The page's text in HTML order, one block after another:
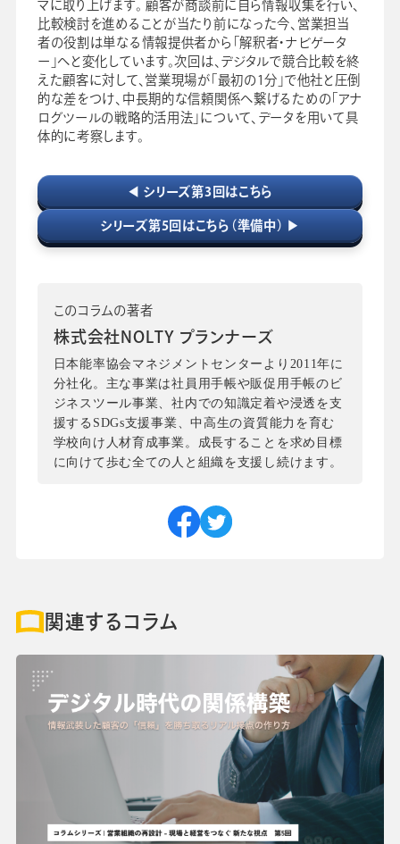
マに取り上げます。 顧客が商談前に自ら情報収集を行い、
比較検討を進めることが当たり前になった今、営業担当
者の役割は単なる情報提供者から「解釈者・ナビゲータ
ー」へと変化しています。次回は、デジタルで競合比較を終
えた顧客に対して、営業現場が「最初の1分」で他社と圧倒
的な差をつけ、中長期的な信頼関係へ繋げるための「アナ
ログツールの戦略的活用法」について、データを用いて具
体的に考察します。
◀ シリーズ第3回はこちら
シリーズ第5回はこちら（準備中） ▶
このコラムの著者
株式会社NOLTY プランナーズ
日本能率協会マネジメントセンターより2011年に
分社化。主な事業は社員用手帳や販促用手帳のビ
ジネスツール事業、社内での知識定着や浸透を支
援するSDGs支援事業、中高生の資質能力を育む
学校向け人材育成事業。成長することを求め目標
に向けて歩む全ての人と組織を支援し続けます。
関連するコラム